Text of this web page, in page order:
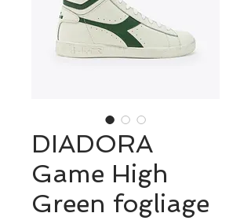
DIADORA
Game High
Green fogliage